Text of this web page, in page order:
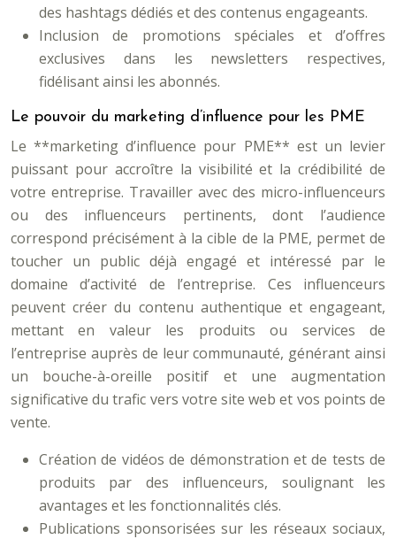
des hashtags dédiés et des contenus engageants.
Inclusion de promotions spéciales et d’offres
exclusives dans les newsletters respectives,
fidélisant ainsi les abonnés.
Le pouvoir du marketing d’influence pour les PME
Le **marketing d’influence pour PME** est un levier
puissant pour accroître la visibilité et la crédibilité de
votre entreprise. Travailler avec des micro-influenceurs
ou des influenceurs pertinents, dont l’audience
correspond précisément à la cible de la PME, permet de
toucher un public déjà engagé et intéressé par le
domaine d’activité de l’entreprise. Ces influenceurs
peuvent créer du contenu authentique et engageant,
mettant en valeur les produits ou services de
l’entreprise auprès de leur communauté, générant ainsi
un bouche-à-oreille positif et une augmentation
significative du trafic vers votre site web et vos points de
vente.
Création de vidéos de démonstration et de tests de
produits par des influenceurs, soulignant les
avantages et les fonctionnalités clés.
Publications sponsorisées sur les réseaux sociaux,